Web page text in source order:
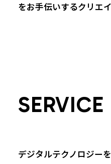
をお手伝いするクリエ
SERVICE
デジタルテクノロジー